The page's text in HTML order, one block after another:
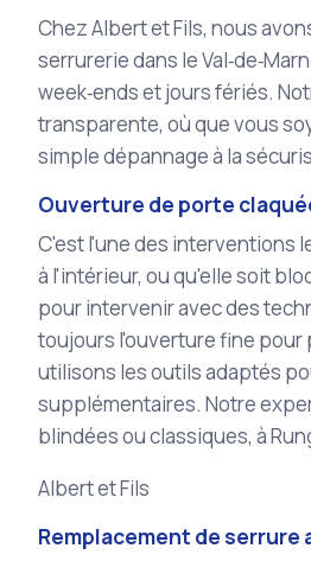
Chez Albert et Fils, nous
serrurerie dans le
week‑ends et jours fériés.
transparente, où que vous
simple dépannage à la
Ouverture de porte
C'est l'une des interventions
à l'intérieur, ou qu'elle soit
pour intervenir avec des
toujours l'ouverture fine pour
utilisons les outils adaptés
supplémentaires. Notre
blindées ou classiques, à
Albert et Fils
Remplacement de